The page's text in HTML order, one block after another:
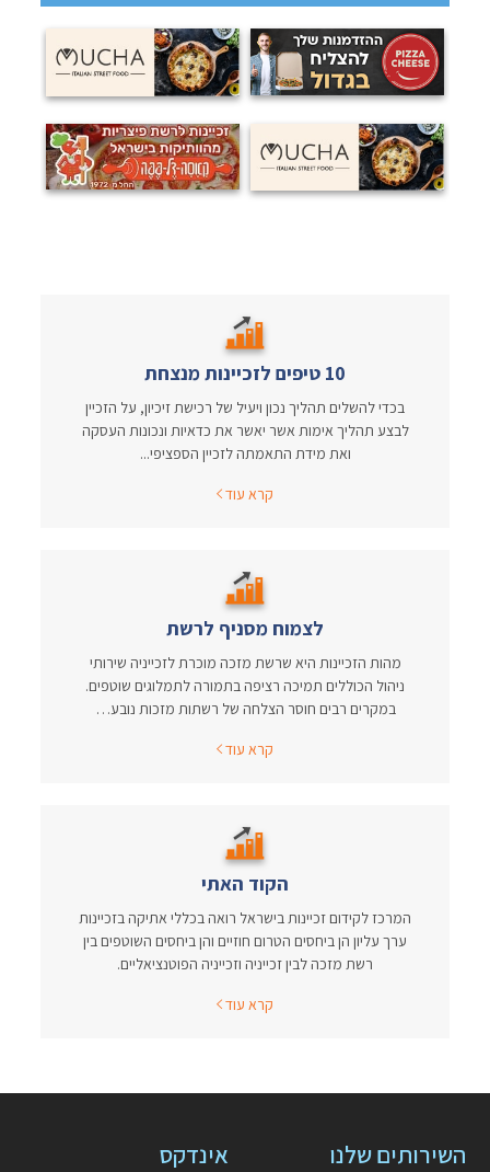
10 טיפים לזכיינות מנצחת
בכדי להשלים תהליך נכון ויעיל של רכישת זיכיון, על הזכיין
לבצע תהליך אימות אשר יאשר את כדאיות ונכונות העסקה
ואת מידת התאמתה לזכיין הספציפי...
קרא עוד
לצמוח מסניף לרשת
מהות הזכיינות היא שרשת מזכה מוכרת לזכייניה שירותי
ניהול הכוללים תמיכה רציפה בתמורה לתמלוגים שוטפים.
במקרים רבים חוסר הצלחה של רשתות מזכות נובע…
קרא עוד
הקוד האתי
המרכז לקידום זכיינות בישראל רואה בכללי אתיקה בזכיינות
ערך עליון הן ביחסים הטרום חוזיים והן ביחסים השוטפים בין
רשת מזכה לבין זכייניה וזכייניה הפוטנציאליים.
קרא עוד
השירותים שלנו אינדקס